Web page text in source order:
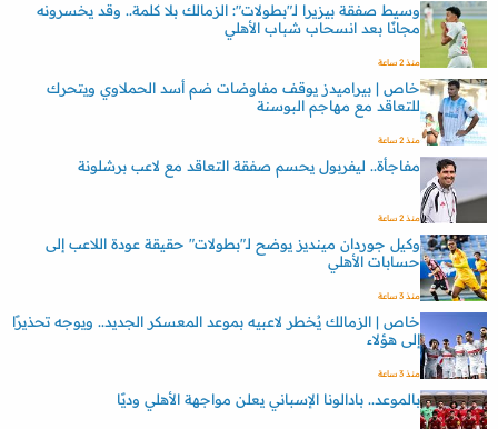
وسيط صفقة بيزيرا لـ"بطولات": الزمالك بلا كلمة.. وقد يخسرونه
مجانًا بعد انسحاب شباب الأهلي
منذ 2 ساعة
خاص | بيراميدز يوقف مفاوضات ضم أسد الحملاوي ويتحرك
للتعاقد مع مهاجم البوسنة
منذ 2 ساعة
مفاجأة.. ليفربول يحسم صفقة التعاقد مع لاعب برشلونة
منذ 2 ساعة
وكيل جوردان مينديز يوضح لـ"بطولات" حقيقة عودة اللاعب إلى
حسابات الأهلي
منذ 3 ساعة
خاص | الزمالك يُخطر لاعبيه بموعد المعسكر الجديد.. ويوجه تحذيرًا
إلى هؤلاء
منذ 3 ساعة
بالموعد.. بادالونا الإسباني يعلن مواجهة الأهلي وديًا